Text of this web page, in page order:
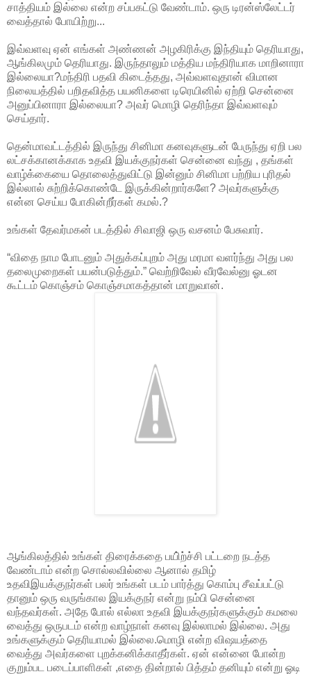
சாத்தியம் இல்லை என்ற சப்பகட்டு வேண்டாம். ஒரு டிரன்ஸ்லேட்டர்
வைத்தால் போயிற்று...
இவ்வளவு ஏன் எங்கள் அண்ணன் அழகிரிக்கு இந்தியும் தெரியாது,
ஆங்கிலமும் தெரியாது. இருந்தாலும் மத்திய மந்திரியாக மாறினாரா
இல்லையா?மந்திரி பதவி கிடைத்தது, அவ்வளவுதான் விமான
நிலையத்தில் பறிதவித்த பயனிகளை டிரெயினில் ஏற்றி சென்னை
அனுப்பினாரா இல்லையா? அவர் மொழி தெரிந்தா இவ்வளவும்
செய்தார்.
தென்மாவட்டத்தில் இருந்து சினிமா கனவுகளுடன் பேருந்து ஏறி பல
லட்சக்கானக்காக உதவி இயக்குநர்கள் சென்னை வந்து , தங்கள்
வாழ்க்கையை தொலைத்துவிட்டு இன்னும் சினிமா பற்றிய புரிதல்
இல்லால் சுற்றிக்கொண்டே இருக்கின்றார்களே? அவர்களுக்கு
என்ன செய்ய போகின்றீர்கள் கமல்.?
உங்கள் தேவர்மகன் படத்தில் சிவாஜி ஒரு வசனம் பேசுவார்.
“விதை நாம போடனும் அதுக்கப்புறம் அது மரமா வளர்ந்து அது பல
தலைமுறைகள் பயன்படுத்தும்.” வெற்றிவேல் வீரவேல்னு ஓடன
கூட்டம் கொஞ்சம் கொஞ்சமாகத்தான் மாறுவான்.
ஆங்கிலத்தில் உங்கள் திரைக்கதை பயி்ற்ச்சி பட்டறை நடத்த
வேண்டாம் என்ற சொல்லவில்லை ஆனால் தமிழ்
உதவிஇயக்குநர்கள் பலர் உங்கள் படம் பார்த்து கொம்பு சீவப்பட்டு
தானும் ஒரு வருங்கால இயக்குநர் என்று நம்பி சென்னை
வந்தவர்கள். அதே போல் எல்லா உதவி இயக்குநர்களுக்கும் கமலை
வைத்து ஒருபடம் என்ற வாழ்நாள் கனவு இல்லாமல் இல்லை. அது
உங்களுக்கும் தெரியாமல் இல்லை.மொழி என்ற விஷயத்தை
வைத்து அவர்களை புறக்கனிக்காதீர்கள். ஏன் என்னை போன்ற
குறும்பட படைப்பாளிகள் ,எதை தின்றால் பித்தம் தனியும் என்று ஓடி